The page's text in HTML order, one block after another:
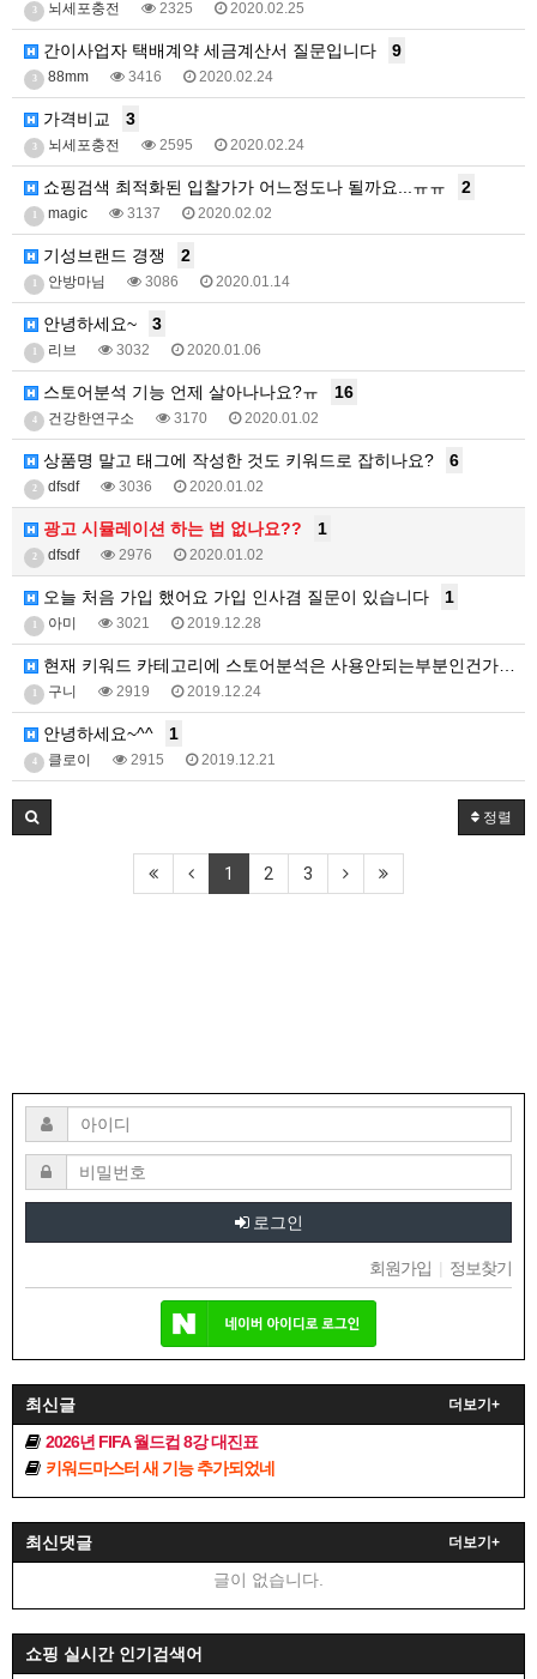
3 뇌세포충전 2325 2020.02.25
간이사업자 택배계약 세금계산서 질문입니다 9
3 88mm 3416 2020.02.24
가격비교 3
3 뇌세포충전 2595 2020.02.24
쇼핑검색 최적화된 입찰가가 어느정도나 될까요...ㅠㅠ 2
magic 3137 2020.02.02
기성브랜드 경쟁 2
안방마님 3086 2020.01.14
안녕하세요~ 3
리브 3032 2020.01.06
스토어분석 기능 언제 살아나나요?ㅠ 16
4 건강한연구소 3170 2020.01.02
상품명 말고 태그에 작성한 것도 키워드로 잡히나요? 6
2 dfsdf 3036 2020.01.02
광고 시뮬레이션 하는 법 없나요?? 1
2 dfsdf 2976 2020.01.02
오늘 처음 가입 했어요 가입 인사겸 질문이 있습니다 1
아미 3021 2019.12.28
현재 키워드 카테고리에 스토어분석은 사용안되는부분인건가…
구니 2919 2019.12.24
안녕하세요~^^ 1
4 클로이 2915 2019.12.21
정렬
1 2 3
로그인
회원가입 | 정보찾기
최신글 더보기+
2026년 FIFA 월드컵 8강 대진표
키워드마스터 새 기능 추가되었네
최신댓글 더보기+
글이 없습니다.
쇼핑 실시간 인기검색어